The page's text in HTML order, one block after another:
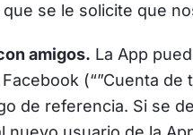
se le solicite que
amigos. La App
(“”Cuenta
de referencia. Si se